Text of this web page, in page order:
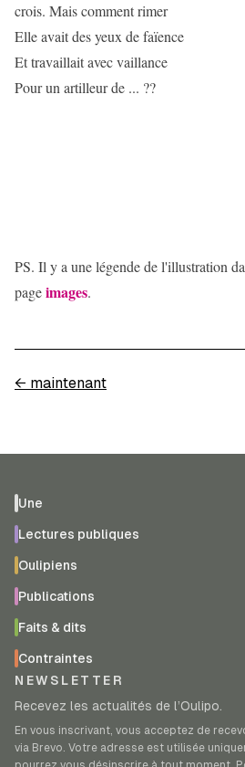
crois. Mais comment rimer
Elle avait des yeux de faïence
Et travaillait avec vaillance
Pour un artilleur de ... ??
PS. Il y a une légende de l'illustration
pageimages.
← maintenant
Une
Lectures publiques
Oulipiens
Publications
Faits & dits
Contraintes
NEWSLETTER
Recevez les actualités de l’Oulipo.
En vous inscrivant, vous acceptez de
via Brevo. Votre adresse est utilisée